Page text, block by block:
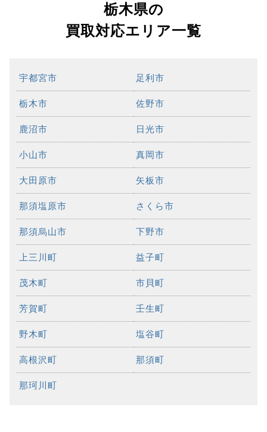
栃木県の
買取対応エリア一覧
宇都宮市 足利市
栃木市 佐野市
鹿沼市 日光市
小山市 真岡市
大田原市 矢板市
那須塩原市 さくら市
那須烏山市 下野市
上三川町 益子町
茂木町 市貝町
芳賀町 壬生町
野木町 塩谷町
高根沢町 那須町
那珂川町